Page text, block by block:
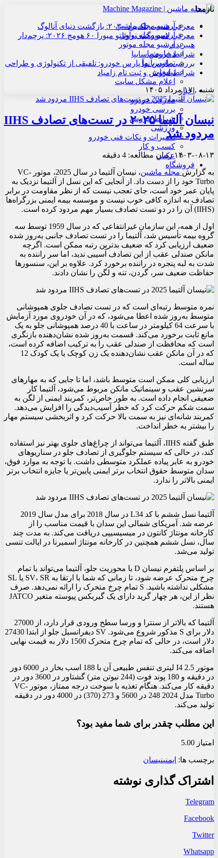
آرشیو مجله ماشین
آرشیو مجله نوآور
آرشیو مجله موتور
درباره ما
تماس با ما
تبلیغات
اعلام مشکل سایت
اخبار
معرفی خودرو
بررسی خودرو
شرایط فروش
ورزشی
تعمیرات و نکات فنی خودرو
کسب و کار
عکس
فروشگاه
تازه‌ها
معرفی هنسی بلک‌برد ۲۰۳۰: بازگشت دنیای آنالوگ
معرفی لامبورگینی روئلتو میورا ۶۰ هومج ۲۰۲۶: پرچم‌دار
هیبریدی
شرایط فروش سایپا
بررسی پارس نوآ پارس خودرو: تلفیقی از تکنولوژی و طراحی
شرایط فروش و ثبت نام زامیاد
شنبه , ۱۷ مرداد ۱۴۰۵
نیسان آلتیما ۲۰۲۵ در تست‌های تصادف IIHS
مردود شد
۱۴۰۳-۰۸-۱۳زمان مطالعه: 4 دقیقه
به گزارش مجله ماشین
، نیسان آلتیما در سال 2025، موتور VC-
Turbo خود را از دست داد. از آنجایی که این نسل از آلتیما نزدیک به
پایان عمر خود است، جای تعجب نیست که از نظر مقاومت در برابر
تصادف به اندازه کافی خوب نیست و موسسه بیمه ایمنی بزرگراه‌ها
(IIHS) آن را در دو تست تصادف بسیار مهم مردود کرده است.
اول از همه، این سازمان غیرانتفاعی که در سال 1959 توسط سه
گروه بیمه تأسیس شد، آلتیما را در تست تصادف جانبی به‌روز شده
ضعیف ارزیابی کرد که ضعیف بدترین رتبه ممکن است. اگرچه
مانکن صندلی عقب از این تصادف آسیبی ندید، اما سر راننده به
شدت به لبه پنجره در راننده برخورد کرد. علاوه بر این، سنسورها
حفاظت ضعیف سر، گردن، تنه و لگن را نشان دادند.
نمره متوسط رتبه‌ای است که در تست تصادف جلوی همپوشانی
متوسط به‌روز شده اعطا می‌شود، که در آن خودروی مورد آزمایش
با سرعت 64 کیلومتر در ساعت با 40 درصد همپوشانی جلو به یک
مانع ثابت برخورد می‌کند. قسمت به‌روز شده نشان‌دهنده بازنگری
است که محافظت از صندلی عقب را به ترکیب اضافه کرده است،
که در آن مانکن عقب نشان‌دهنده یک زن کوچک یا یک کودک 12
ساله است.
ارزیابی کلی ممکن است متوسط باشد، اما تا جایی که به مهارهای
سرنشین عقب و سینماتیک مانکن مربوط می‌شود، آلتیما کار
ضعیفی انجام داده است. به طور خاص‌تر، کمربند ایمنی از لگن به
سمت شکم حرکت کرد که خطر آسیب‌دیدگی را افزایش می‌دهد.
کمربند شانه‌ای نیز به سمت بالا حرکت کرد و اثربخشی سیستم مهار
را بیشتر به خطر انداخت.
طبق گفته IIHS، آلتیما می‌تواند از چراغ‌های جلوی بهتر نیز استفاده
کند، در حالی که سیستم جلوگیری از تصادف جلو در سناریوهای
خودرو به عابر پیاده عملکرد متوسطی داشت. با توجه به موارد فوق،
سدان متوسط ​​حقوق انتخاب برتر ایمنی پایین‌تر یا جایزه انتخاب برتر
ایمنی بالاتر را ندارد.
آلتیما نسل ششم با کد L34 در سال 2018 برای مدل سال 2019
عرضه شد. آمریکای شمالی این سدان با قیمت مناسب را از
کارخانه مونتاژ کانتون در میسیسیپی دریافت می‌کند. به مدت چند
سال، نسل ششم همچنین در کارخانه مونتاژ اسمیرنا در ایالت تنسی
تولید می‌شد.
بر اساس پلتفرم نیسان D با محوریت جلو، آلتیما می‌تواند با تمام
چرخ متحرک عرضه شود، تا زمانی که شما با ارتقا به SV، SR یا SL
مشکلی نداشته باشید. S تمام چرخ متحرک را ارائه نمی‌دهد. صرف
نظر از این، هر چهار گرید دارای یک گیربکس پیوسته متغیر JATCO
هستند.
آلتیما که بالاتر از سنترا و ورسا سطح ورودی قرار دارد، از 27000
دلار برای S مذکور شروع می‌شود. SV دیفرانسیل جلو از ابتدا 27430
دلار است، در حالی که تمام چرخ متحرک 1500 دلار به قیمت نهایی
اضافه می‌کند.
موتور I4 2.5 لیتری تنفس طبیعی آن با 188 اسب بخار در 6000 دور
در دقیقه و 180 پوند فوت (244 نیوتن متر) گشتاور در 3600 دور در
دقیقه کار می‌کند. هنگام تغذیه با سوخت درجه ممتاز، موتور VC-
Turbo مدل 2024 248 در 5600 و 273 (370) در 4000 دور در دقیقه
تولید می‌کند.
این مطلب چقدر برای شما مفید بود؟
امتیاز 5.00
برچسب ها: ایمنینیسان
اشتراک گذاری نوشته
Telegram
Facebook
Twitter
Whatsapp